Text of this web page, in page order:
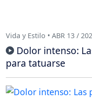
Vida y Estilo • ABR 13 /
Dolor intenso:
para tatuarse